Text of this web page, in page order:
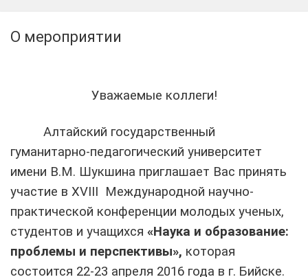
О мероприятии
Уважаемые коллеги!
Алтайский государственный
гуманитарно-педагогический университет
имени В.М. Шукшина приглашает Вас принять
участие в XVIII Международной научно-
практической конференции молодых ученых,
студентов и учащихся «Наука и образование:
проблемы и перспективы», которая
состоится 22-23 апреля 2016 года в г. Бийске.